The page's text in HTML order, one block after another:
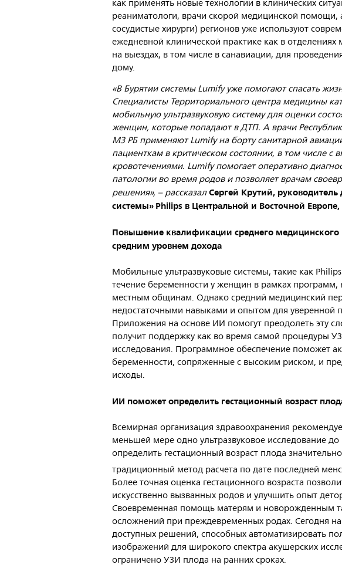
как применять новые технологии в клинических
реаниматологи, врачи скорой медицинской помощи,
сосудистые хирурги) регионов уже используют
ежедневной клинической практике как в
на выездах, в том числе в санавиации, для
дому.
«В Бурятии системы Lumify уже помогают спасать
Специалисты Территориального центра медицины
мобильную ультразвуковую систему для оценки
женщин, которые попадают в ДТП. А врачи
МЗ РБ применяют Lumify на борту санитарной
пациенткам в критическом состоянии, в том числе
кровотечениями. Lumify помогает оперативно
патологии во время родов и позволяет врачам
решения», – рассказалСергей Крутий, руководитель
системы» Philips в Центральной и Восточной
Повышение квалификации среднего медицинского
средним уровнем дохода
Мобильные ультразвуковые системы, такие как
течение беременности у женщин в рамках
местным общинам. Однако средний медицинский
недостаточными навыками и опытом для уверенной
Приложения на основе ИИ помогут преодолеть эту
получит поддержку как во время самой процедуры
исследования. Программное обеспечение поможет
беременности, сопряженные с высоким риском, и
исходы.
ИИ поможет определить гестационный возраст
Всемирная организация здравоохранения
меньшей мере одно ультразвуковое исследование
определить гестационный возраст плода
традиционный метод расчета по дате последней
Более точная оценка гестационного возраста
искусственно вызванных родов и улучшить опыт
Своевременная помощь матерям и новорожденным
осложнений при преждевременных родах. Сегодня
доступных решений, способных автоматизировать
изображений для широкого спектра акушерских
ограничено УЗИ плода на ранних сроках.